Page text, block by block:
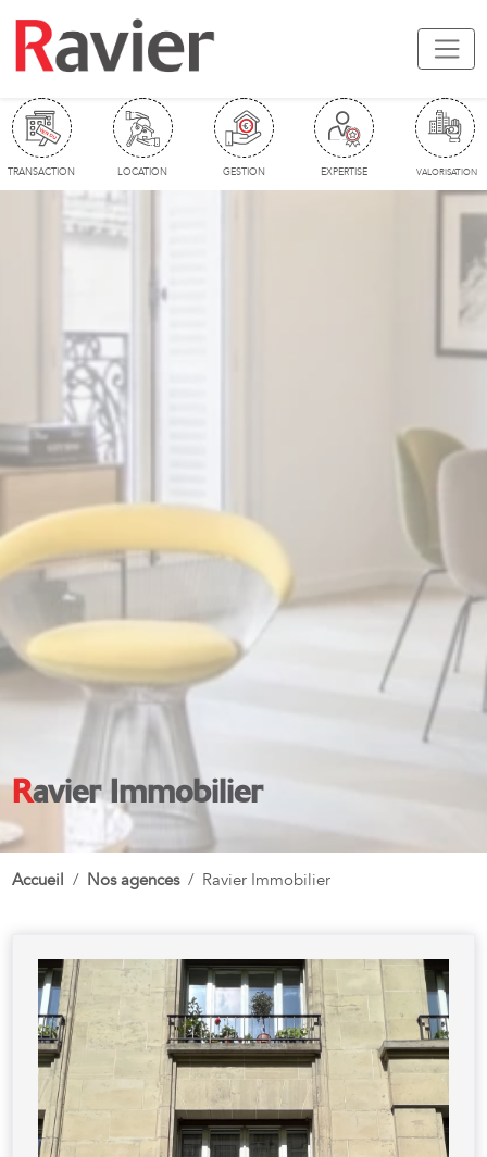
TRANSACTION LOCATION GESTION EXPERTISE VALORISATION
Ravier Immobilier
Accueil Nos agences Ravier Immobilier